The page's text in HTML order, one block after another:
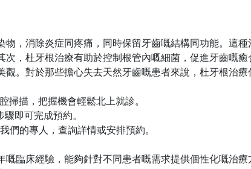
，消除炎症同疼痛，同時保留牙齒嘅結構同功能。這
次，杜牙根治療有助於控制根管內嘅細菌，促進牙齒嘅
。對於那些擔心失去天然牙齒嘅患者來說，杜牙根治療
掃描，把握機會輕鬆北上就診。
即可完成預約。
們的專人，查詢詳情或安排預約。
臨床經驗，能夠針對不同患者嘅需求提供個性化嘅治